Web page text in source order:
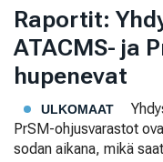
Raportit:
ATACMS- ja
hupenevat
ULKOMAAT
PrSM-ohjusvarastot
sodan aikana, mikä